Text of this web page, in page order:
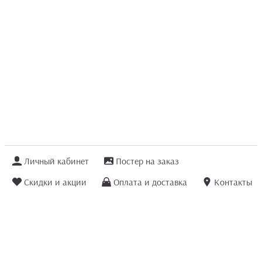
Личный кабинет
Постер на заказ
Скидки и акции
Оплата и доставка
Контакты